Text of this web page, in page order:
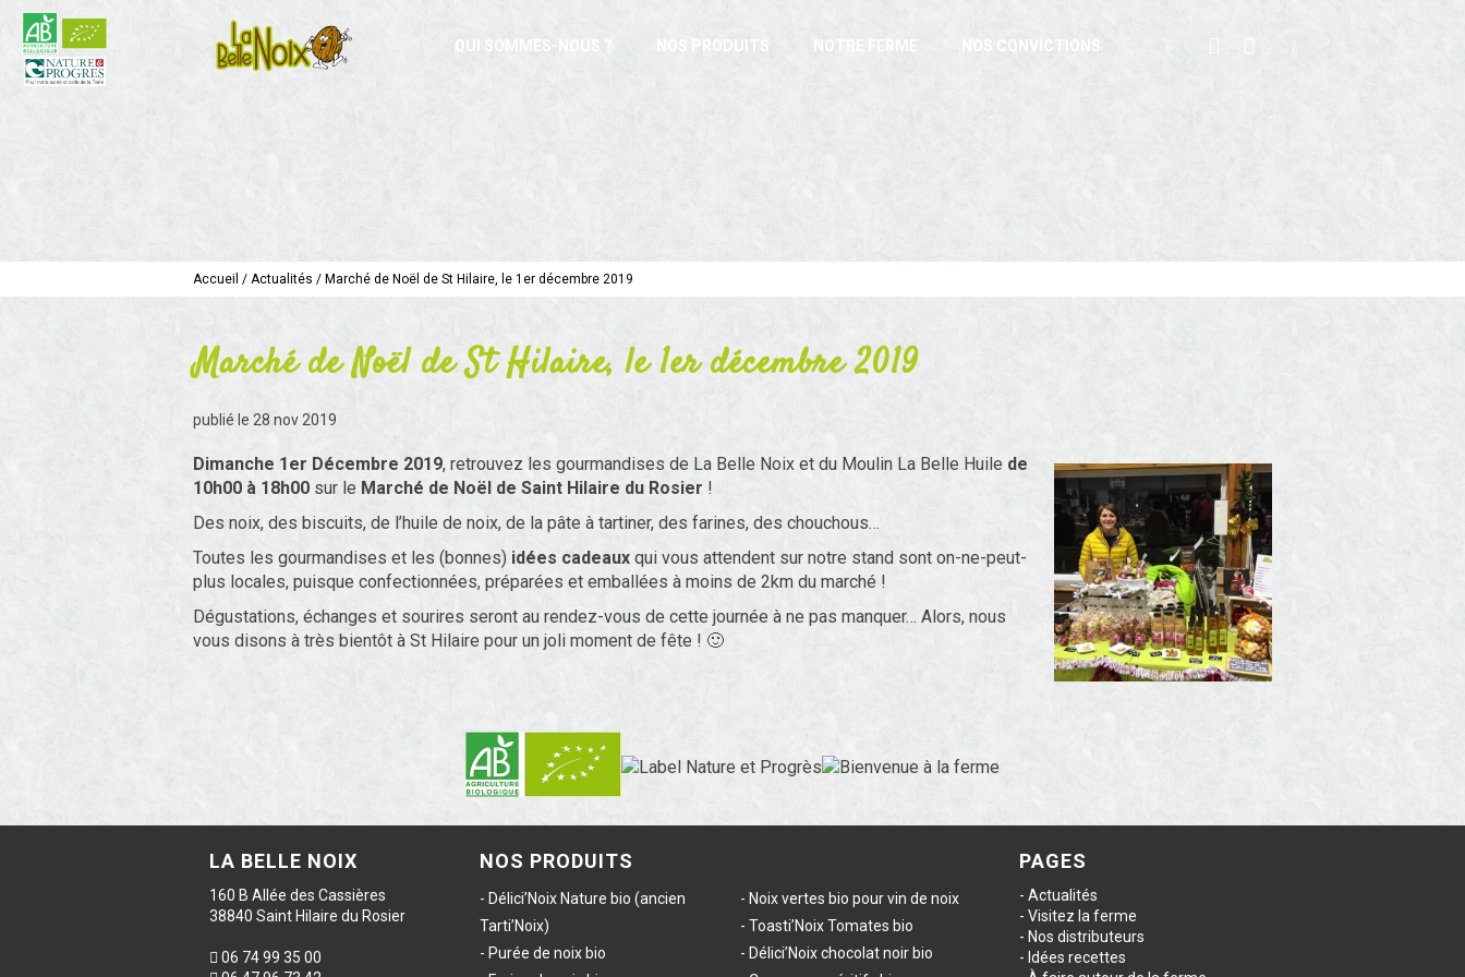
QUI SOMMES-NOUS ? NOS PRODUITS NOTRE FERME NOS CONVICTIONS
Accueil / Actualités / Marché de Noël de St Hilaire, le 1er décembre 2019
Marché de Noël de St Hilaire, le 1er décembre 2019
publié le 28 nov 2019
Dimanche 1er Décembre 2019, retrouvez les gourmandises de La Belle Noix et du Moulin La Belle Huile de
10h00 à 18h00 sur le Marché de Noël de Saint Hilaire du Rosier !
Des noix, des biscuits, de l’huile de noix, de la pâte à tartiner, des farines, des chouchous…
Toutes les gourmandises et les (bonnes) idées cadeaux qui vous attendent sur notre stand sont on-ne-peut-
plus locales, puisque confectionnées, préparées et emballées à moins de 2km du marché !
Dégustations, échanges et sourires seront au rendez-vous de cette journée à ne pas manquer… Alors, nous
vous disons à très bientôt à St Hilaire pour un joli moment de fête ! 🙂
LA BELLE NOIX
160 B Allée des Cassières
38840 Saint Hilaire du Rosier
06 74 99 35 00
NOS PRODUITS
Délici’Noix Nature bio (ancien
Tarti’Noix)
Purée de noix bio
Noix vertes bio pour vin de noix
Toasti’Noix Tomates bio
Délici’Noix chocolat noir bio
PAGES
Actualités
Visitez la ferme
Nos distributeurs
Idées recettes